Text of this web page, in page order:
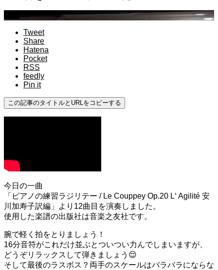
Tweet
Share
Hatena
Pocket
RSS
feedly
Pin it
この記事のタイトルとURLをコピーする
今日の一曲
「ピアノの練習ラジリテー / Le Couppey Op.20 L‘ Agilité 安
川加寿子訳編」より12曲目を演奏しました。
使用した楽譜の出版社は音楽之友社です。
腕で軽く拍をとりましょう！
16分音符がこれだけ並ぶとついつい力んでしまいますが、
どうぞリラックスして弾きましょう😌
そして最後のラスボス？両手のスケールはバラバラにならな